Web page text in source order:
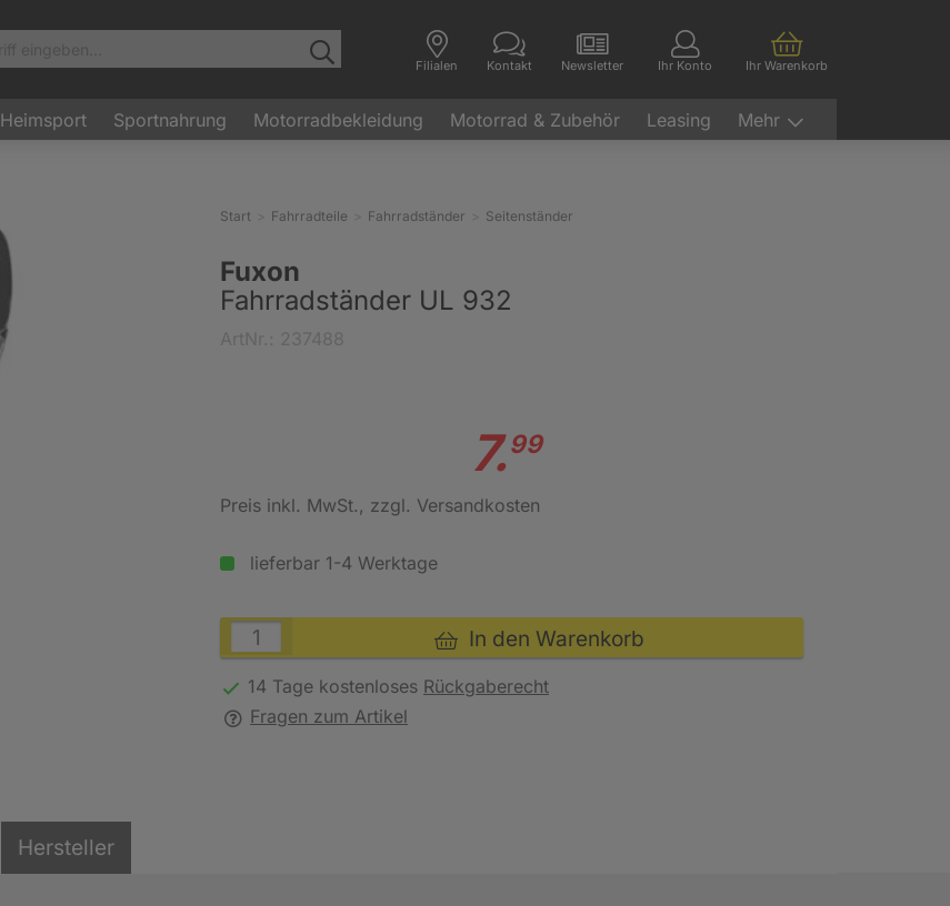
Filialen Kontakt Newsletter Ihr Konto Ihr Warenkorb
Heimsport Sportnahrung Motorradbekleidung Motorrad & Zubehör Leasing Mehr
Start Fahrradteile Fahrradständer Seitenständer
Fuxon
Fahrradständer UL 932
7.99
Preis inkl. MwSt., zzgl. Versandkosten
lieferbar 1-4 Werktage
In den Warenkorb
14 Tage kostenloses Rückgaberecht
Fragen zum Artikel
Hersteller